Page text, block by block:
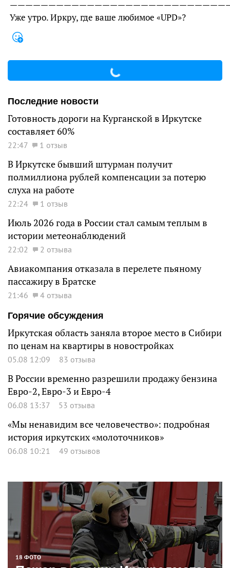
Уже утро. Иркру, где ваше любимое «UPD»?
Последние новости
Готовность дороги на Курганской в Иркутске
составляет 60%
22:47 1 отзыв
В Иркутске бывший штурман получит
полмиллиона рублей компенсации за потерю
слуха на работе
22:24 1 отзыв
Июль 2026 года в России стал самым теплым в
истории метеонаблюдений
22:02 2 отзыва
Авиакомпания отказала в перелете пьяному
пассажиру в Братске
21:46
4 отзыва
Горячие обсуждения
Иркутская область заняла второе место в Сибири
по ценам на квартиры в новостройках
05.08 12:09 83 отзыва
В России временно разрешили продажу бензина
Евро-2, Евро-3 и Евро-4
06.08 13:37 53 отзыва
«Мы ненавидим все человечество»: подробная
история иркутских «молоточников»
06.08 10:21 49 отзывов
18 ФОТО